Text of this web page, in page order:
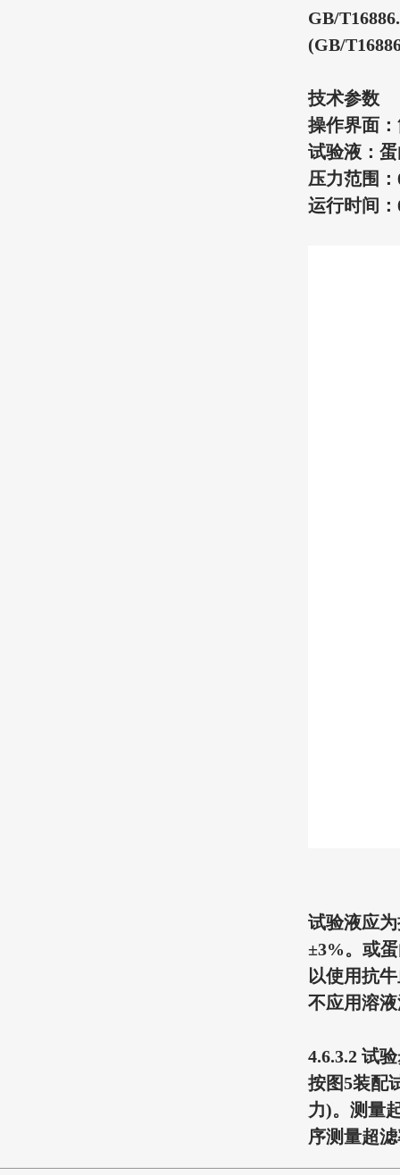
GB/
(GB/
技术参数
操作界面
试验液 ：
压力范围：
运行时间
试验液应
±3%。或
以使用抗
不应用溶
4.6.3.2 试
按图5装配
力)。测量
序测量超